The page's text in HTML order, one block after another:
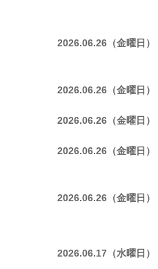
2026.06.26（金曜日）
2026.06.26（金曜日）
2026.06.26（金曜日）
2026.06.26（金曜日）
2026.06.26（金曜日）
2026.06.17（水曜日）